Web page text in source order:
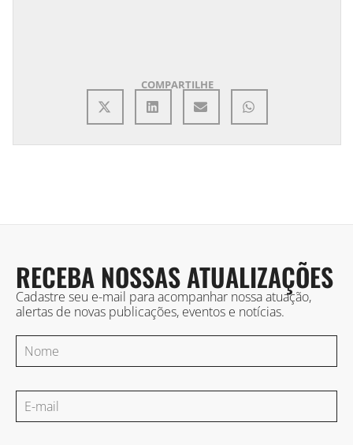
COMPARTILHE
RECEBA NOSSAS ATUALIZAÇÕES
Cadastre seu e-mail para acompanhar nossa atuação,
alertas de novas publicações, eventos e notícias.